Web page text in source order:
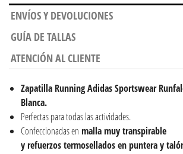
ENVÍOS Y DEVOLUCIONES
GUÍA DE TALLAS
ATENCIÓN AL CLIENTE
Zapatilla Running Adidas Sportswear
Blanca.
Perfectas para todas las actividades.
Confeccionadas en malla muy transpirable
y refuerzos termosellados en puntera y